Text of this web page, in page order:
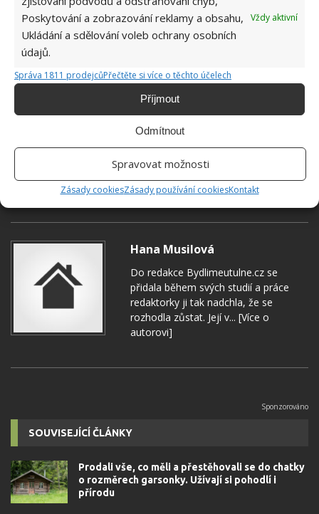
Poskytování a zobrazování reklamy a obsahu,
Ukládání a sdělování voleb ochrany osobních
údajů.
Vždy aktivní
Správa 1811 prodejcůPřečtěte si více o těchto účelech
Příjmout
Odmítnout
Spravovat možnosti
Zásady cookiesZásady používání cookiesKontakt
BYDLENÍ DŮM INTERIÉR
Hana Musilová
Do redakce Bydlimeutulne.cz se
přidala během svých studií a práce
redaktorky ji tak nadchla, že se
rozhodla zůstat. Její v... [Více o
autorovi]
SOUVISEJÍCÍ ČLÁNKY
Prodali vše, co měli a přestěhovali se do chatky
o rozměrech garsonky. Užívají si pohodlí i
přírodu